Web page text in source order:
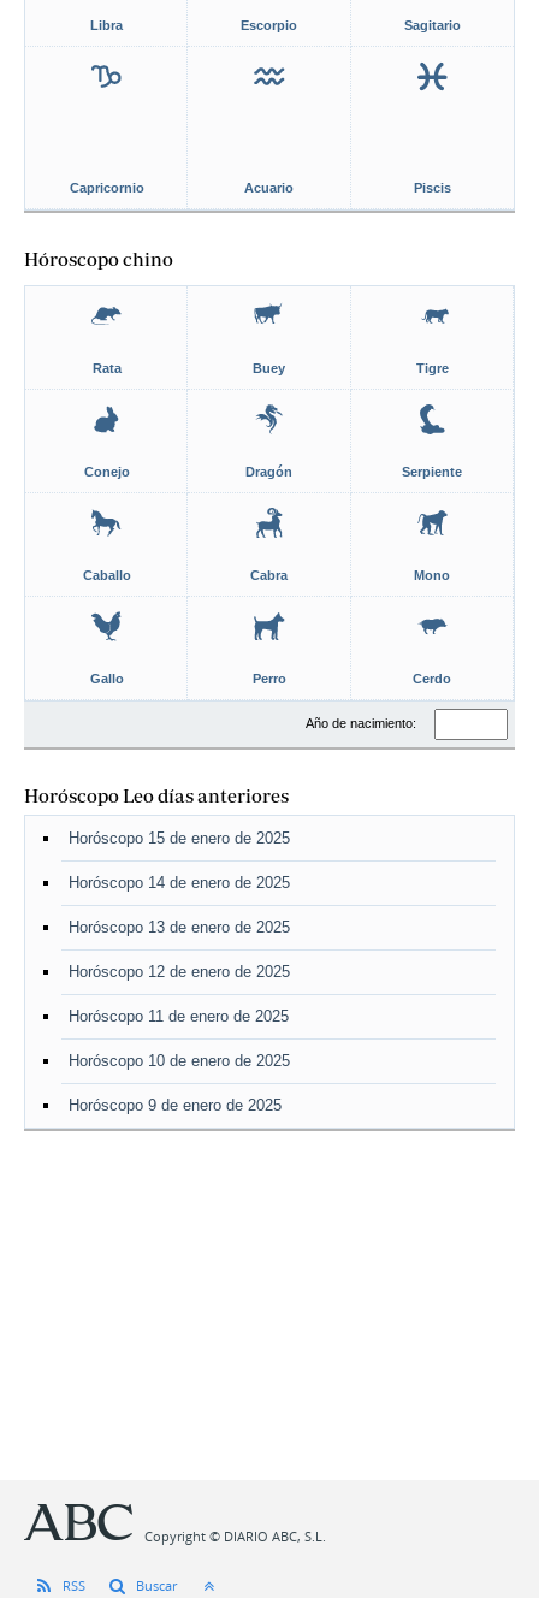
Libra Escorpio Sagitario
Capricornio Acuario Piscis
Hóroscopo chino
Rata Buey Tigre
Conejo Dragón Serpiente
Caballo Cabra Mono
Gallo Perro Cerdo
Año de nacimiento:
Horóscopo Leo días anteriores
Horóscopo 15 de enero de 2025
Horóscopo 14 de enero de 2025
Horóscopo 13 de enero de 2025
Horóscopo 12 de enero de 2025
Horóscopo 11 de enero de 2025
Horóscopo 10 de enero de 2025
Horóscopo 9 de enero de 2025
Copyright © DIARIO ABC, S.L.
RSS Buscar